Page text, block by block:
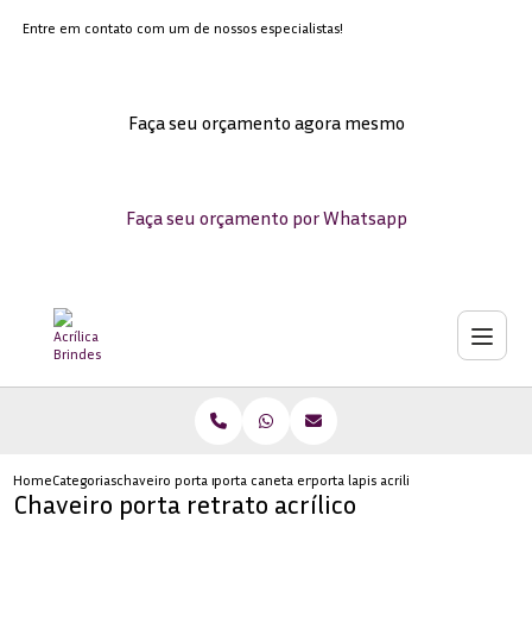
Entre em contato com um de nossos especialistas!
Faça seu orçamento agora mesmo
Faça seu orçamento por Whatsapp
HomeCategoriaschaveiro porta retrato acrilicoporta caneta em acrilico para personalizar
porta lapis acrilico loja de em
Chaveiro porta retrato acrílico